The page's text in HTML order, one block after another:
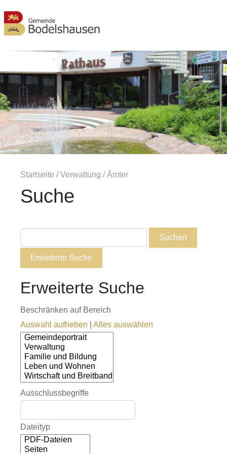
Startseite /Verwaltung /Ämter
Suche
Suchen
Erweiterte Suche
Erweiterte Suche
Beschränken auf Bereich
Auswahl aufheben
Alles auswählen
Ausschlussbegriffe
Dateityp